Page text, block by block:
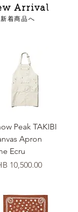
Arrival
着商品へ
Peak TAKIBI
Apron
Ecru
10,500.00